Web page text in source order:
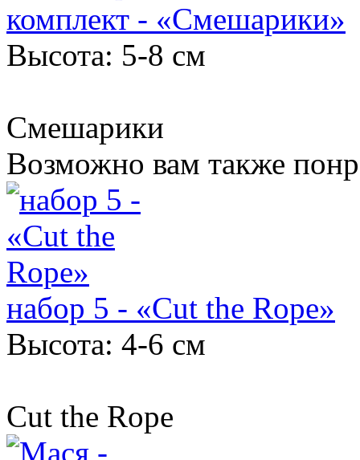
комплект - «Смешарики»
Высота: 5-8 см
Смешарики
Возможно вам также
набор 5 - «Cut the Rope»
Высота: 4-6 см
Cut the Rope